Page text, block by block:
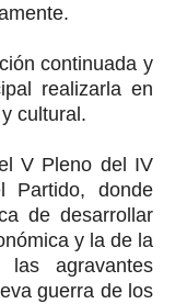
continuada y
realizarla en
cultural.
V Pleno del IV
Partido, donde
de desarrollar
y la de la
agravantes
guerra de los